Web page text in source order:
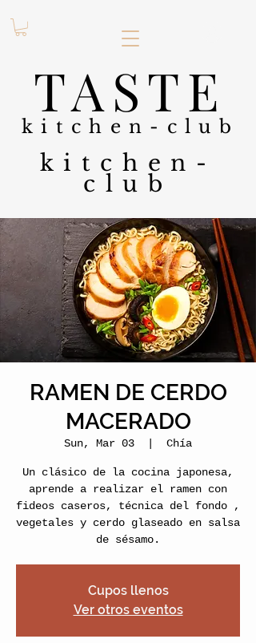
TASTE
kitchen-club
kitchen-
club
RAMEN DE CERDO
MACERADO
Sun, Mar 03 Chía
Un clásico de la cocina japonesa,
aprende a realizar el ramen con
fideos caseros, técnica del fondo ,
vegetales y cerdo glaseado en salsa
de sésamo.
Cupos llenos
Ver otros eventos